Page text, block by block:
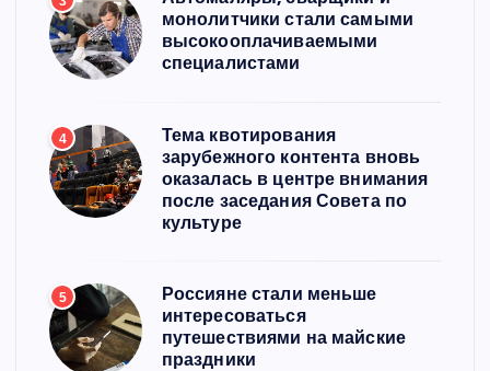
монолитчики стали самыми
высокооплачиваемыми
специалистами
4
Тема квотирования
зарубежного контента вновь
оказалась в центре внимания
после заседания Совета по
культуре
5
Россияне стали меньше
интересоваться
путешествиями на майские
праздники